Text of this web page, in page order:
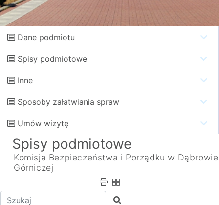
Dane podmiotu
Spisy podmiotowe
Inne
Sposoby załatwiania spraw
Umów wizytę
Spisy podmiotowe
Komisja Bezpieczeństwa i Porządku w Dąbrowie
Górniczej
Wpisz tekst do wyszukania Szukaj